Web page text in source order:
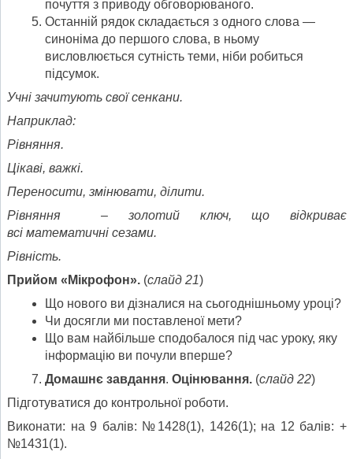
почуття з приводу обговорюваного.
Останній рядок складається з одного слова —
синоніма до першого слова, в ньому
висловлюється сутність теми, ніби робиться
підсумок.
Учні зачитують свої сенкани.
Наприклад:
Рівняння.
Цікаві, важкі.
Переносити, змінювати, ділити.
Рівняння
– золотий ключ, що відкриває
всі математичні сезами.
Рівність.
Прийом «Мікрофон». (слайд 21)
Що нового ви дізналися на сьогоднішньому уроці?
Чи досягли ми поставленої мети?
Що вам найбільше сподобалося під час уроку, яку
інформацію ви почули вперше?
Домашнє завдання. Оцінювання. (слайд 22)
Підготуватися до контрольної роботи.
Виконати: на 9 балів: №1428(1), 1426(1); на 12 балів: +
№1431(1).